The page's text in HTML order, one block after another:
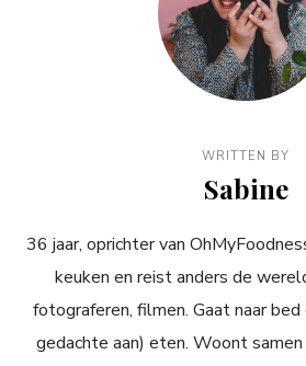
WRITTEN BY
Sabine
36 jaar, oprichter van
keuken en reist anders de
fotograferen, filmen. Gaat naar
gedachte aan) eten. Woont